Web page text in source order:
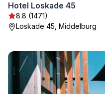
Hotel Loskade 45
8.8 (1471)
Loskade 45, Middelburg